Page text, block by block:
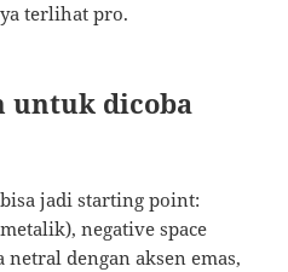
terlihat pro.
untuk dicoba
jadi starting point:
negative space
dengan aksen emas,